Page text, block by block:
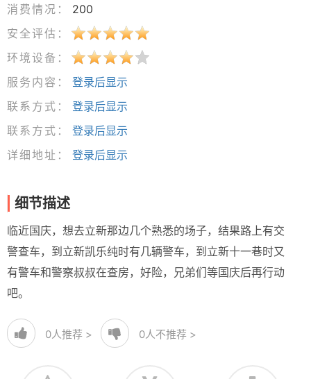
消费情况：
200
安全评估：
环境设备：
服务内容：
登录后显示
联系方式：
登录后显示
联系方式：
登录后显示
详细地址：
登录后显示
细节描述
临近国庆，想去立新那边几个熟悉的场子，结果路上有交
警查车，到立新凯乐纯时有几辆警车，到立新十一巷时又
有警车和警察叔叔在查房，好险，兄弟们等国庆后再行动
吧。
0人推荐 > 0人不推荐 >